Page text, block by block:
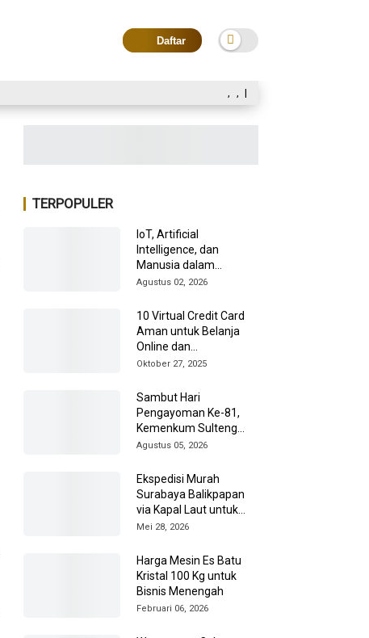
Daftar
, , |
TERPOPULER
IoT, Artificial
Intelligence, dan
Manusia dalam
Transformasi Industri
Agustus 02, 2026
10 Virtual Credit Card
Aman untuk Belanja
Online dan
Internasional
Oktober 27, 2025
Sambut Hari
Pengayoman Ke-81,
Kemenkum Sulteng
Ziarah ke TMP Tatura
Agustus 05, 2026
Ekspedisi Murah
Surabaya Balikpapan
via Kapal Laut untuk
Pengiriman Barang
Mei 28, 2026
Harga Mesin Es Batu
Kristal 100 Kg untuk
Bisnis Menengah
Februari 06, 2026